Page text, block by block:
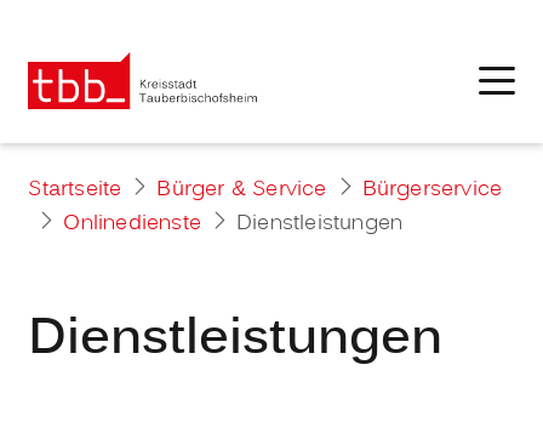
Startseite Bürger & Service
Bürgerservice
Onlinedienste
Dienstleistungen
Dienstleistungen